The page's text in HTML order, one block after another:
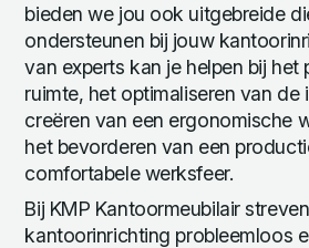
bieden we jou ook uitgebreide
ondersteunen bij jouw
van experts kan je helpen bij het
ruimte, het optimaliseren van de
creëren van een ergonomische
het bevorderen van een
comfortabele werksfeer.
Bij KMP Kantoormeubilair
kantoorinrichting probleemloos